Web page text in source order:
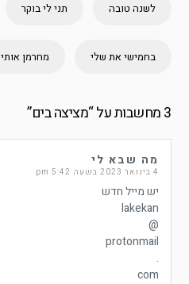
לשנה טובה תני לי בוקר
בחמישי את שלי מחרמן אותי
3 מחשבות על “ מציצה בים”
מה שבא לי
4 בינואר 2023 בשעה 5:42 pm
יש מייל חדש
lakekan
@
protonmail
.
com